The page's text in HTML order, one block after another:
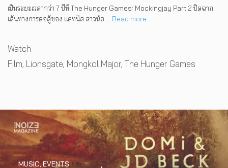
เป็นระยะเวลากว่า 7 ปีที่ The Hunger Games: Mockingjay Part 2 ปิดฉาก
เส้นทางการต่อสู้ของ แคทนิส สาวน้อ … Read more
Categories
Watch
Tags
Film, Lionsgate, Mongkol Major, The Hunger Games
MUSIC,EVENTS